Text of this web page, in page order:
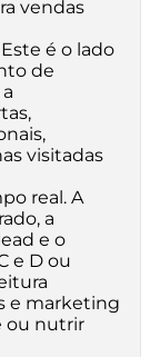
vendas
Este é o lado
de
visitadas
real. A
a
e o
e D ou
e marketing
ou nutrir